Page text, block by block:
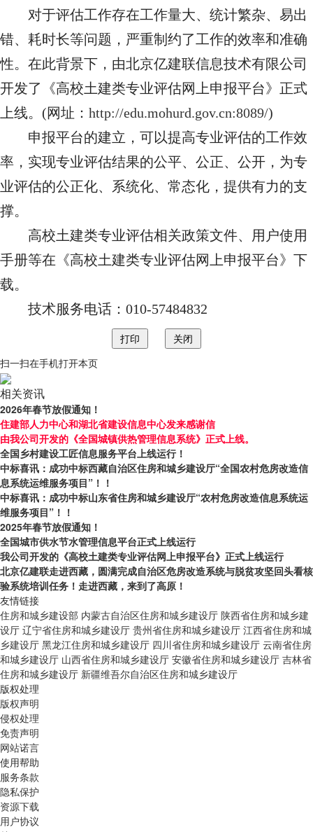
对于评估工作存在工作量大、统计繁杂、易出
错、耗时长等问题，严重制约了工作的效率和准确
性。在此背景下，由北京亿建联信息技术有限公司
开发了《高校土建类专业评估网上申报平台》正式
上线。 (网址： http://edu.mohurd.gov.cn:8089/)
申报平台的建立，可以提高专业评估的工作效
率，实现专业评估结果的公平、公正、公开，为专
业评估的公正化、系统化、常态化，提供有力的支
撑。
高校土建类专业评估相关政策文件、用户使用
手册等在《高校土建类专业评估网上申报平台》下
载。
技术服务电话： 010-57484832
扫一扫在手机打开本页
相关资讯
2026年春节放假通知！
住建部人力中心和湖北省建设信息中心发来感谢信
由我公司开发的《全国城镇供热管理信息系统》正式上线。
全国乡村建设工匠信息服务平台上线运行！
中标喜讯：成功中标西藏自治区住房和城乡建设厅“全国农村危房改造信
息系统运维服务项目”！！
中标喜讯：成功中标山东省住房和城乡建设厅“农村危房改造信息系统运
维服务项目”！！
2025年春节放假通知！
全国城市供水节水管理信息平台正式上线运行
我公司开发的《高校土建类专业评估网上申报平台》正式上线运行
北京亿建联走进西藏，圆满完成自治区危房改造系统与脱贫攻坚回头看核
验系统培训任务！走进西藏，来到了高原！
友情链接
住房和城乡建设部 内蒙古自治区住房和城乡建设厅 陕西省住房和城乡建
设厅 辽宁省住房和城乡建设厅 贵州省住房和城乡建设厅 江西省住房和城
乡建设厅 黑龙江住房和城乡建设厅 四川省住房和城乡建设厅 云南省住房
和城乡建设厅 山西省住房和城乡建设厅 安徽省住房和城乡建设厅 吉林省
住房和城乡建设厅 新疆维吾尔自治区住房和城乡建设厅
版权处理
版权声明
侵权处理
免责声明
网站诺言
使用帮助
服务条款
隐私保护
资源下载
用户协议